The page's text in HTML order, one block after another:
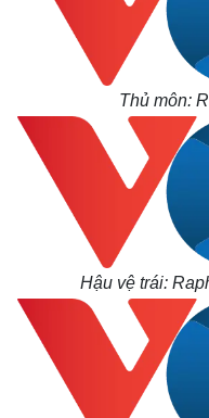
Thủ môn:
Hậu vệ trái: